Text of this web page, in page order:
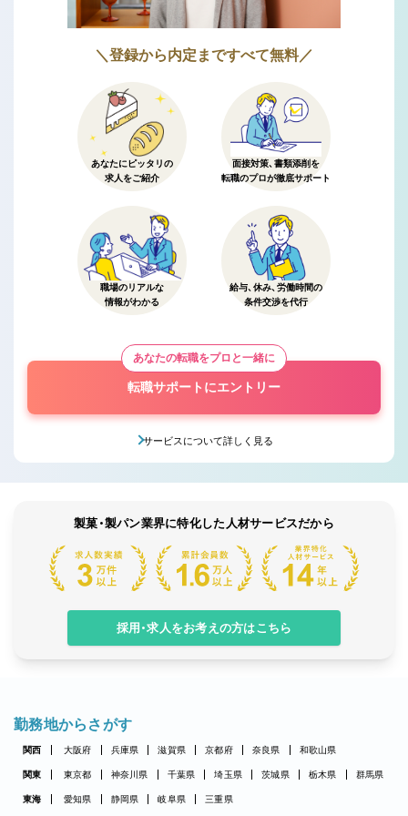
＼登録から内定まですべて無料／
あなたにピッタリの
求人をご紹介
面接対策、書類添削を
転職のプロが徹底サポート
職場のリアルな
情報がわかる
給与、休み、労働時間の
条件交渉を代行
あなたの転職をプロと一緒に
転職サポートにエントリー
サービスについて詳しく見る
製菓・製パン業界に特化した人材サービスだから
採用・求人をお考えの方はこちら
勤務地からさがす
関西 大阪府 兵庫県 滋賀県 京都府 奈良県 和歌山県
関東 東京都 神奈川県 千葉県 埼玉県 茨城県 栃木県 群馬県
東海 愛知県 静岡県 岐阜県 三重県